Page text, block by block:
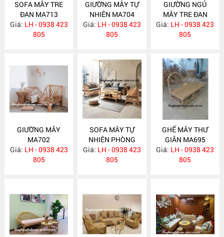
SOFA MÂY TRE
ĐAN MA713
Giá: LH - 0938 423
805
GIƯỜNG MÂY TỰ
NHIÊN MA704
Giá: LH - 0938 423
805
GIƯỜNG NGỦ
MÂY TRE ĐAN
MA703
Giá: LH - 0938 423
805
GIƯỜNG MÂY
MA702
Giá: LH - 0938 423
805
SOFA MÂY TỰ
NHIÊN PHÒNG
KHÁCH MA697
Giá: LH - 0938 423
805
GHẾ MÂY THƯ
GIÃN MA695
Giá: LH - 0938 423
805